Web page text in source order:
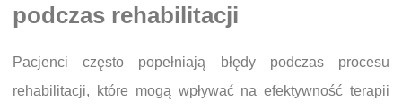
podczas rehabilitacji
Pacjenci często popełniają błędy podczas procesu
rehabilitacji, które mogą wpływać na efektywność terapii